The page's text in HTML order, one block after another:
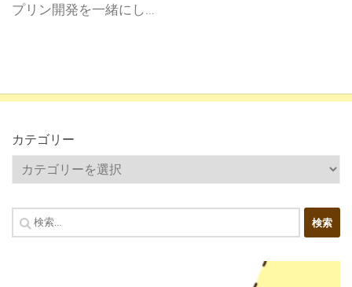
プリン開発を一緒にし...
カテゴリー
カ
テ
ゴ
リ
検
索: